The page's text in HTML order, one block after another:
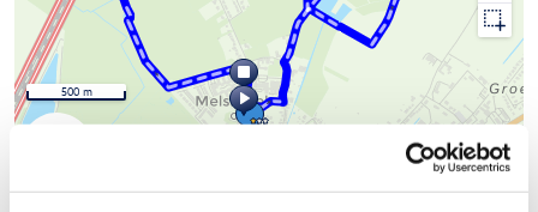
© OpenStreetMap contributors
500 m